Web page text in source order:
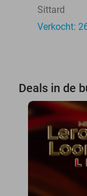
Sittard
Verkocht:
Deals in de